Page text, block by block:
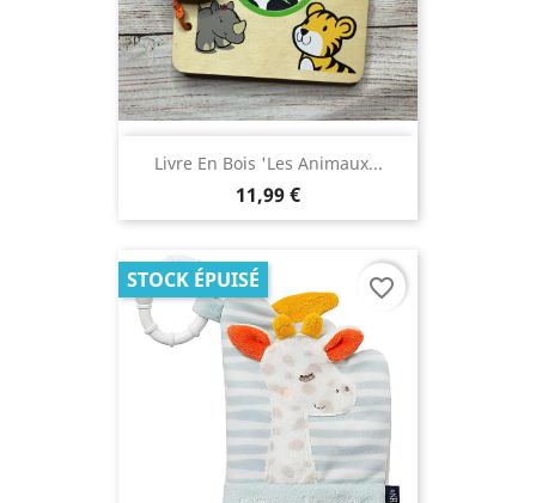
Livre En Bois 'les Animaux...
11,99 €
STOCK ÉPUISÉ favorite_border